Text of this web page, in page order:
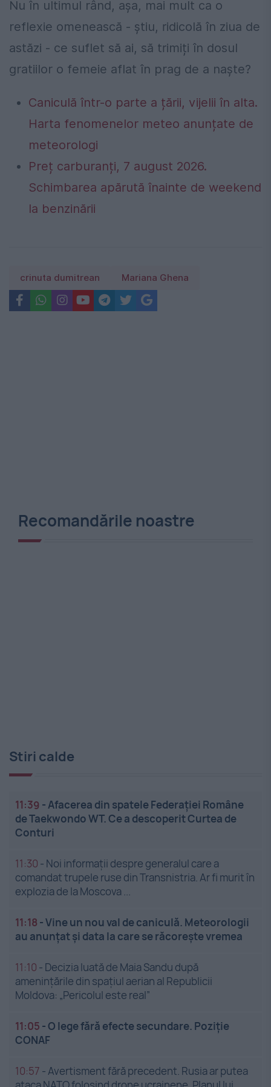
Nu în ultimul rând, așa, mai mult ca o
reflexie omenească - știu, ridicolă în ziua de
astăzi - ce suflet să ai, să trimiți în dosul
gratiilor o femeie aflat în prag de a naște?
Caniculă într-o parte a țării, vijelii în alta.
Harta fenomenelor meteo anunțate de
meteorologi
Preț carburanți, 7 august 2026.
Schimbarea apărută înainte de weekend
la benzinării
crinuta dumitrean Mariana Ghena
Recomandările noastre
Stiri calde
11:39 - Afacerea din spatele Federației Române
de Taekwondo WT. Ce a descoperit Curtea de
Conturi
11:30 - Noi informații despre generalul care a
comandat trupele ruse din Transnistria. Ar fi murit în
explozia de la Moscova ...
11:18 -Vine un nou val de caniculă. Meteorologii
au anunțat și data la care se răcorește vremea
11:10 - Decizia luată de Maia Sandu după
amenințările din spațiul aerian al Republicii
Moldova: „Pericolul este real”
11:05 -O lege fără efecte secundare. Poziție
CONAF
10:57 - Avertisment fără precedent. Rusia ar putea